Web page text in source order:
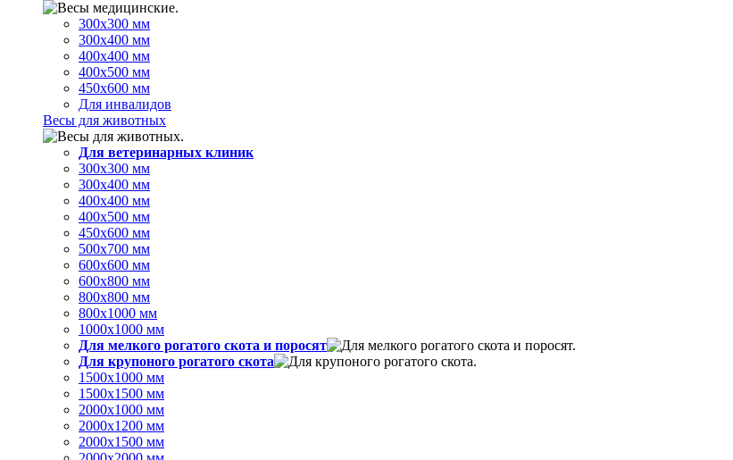
300х300 мм
300х400 мм
400х400 мм
400х500 мм
450х600 мм
Для инвалидов
Весы для животных
Для ветеринарных клиник
300х300 мм
300х400 мм
400х400 мм
400х500 мм
450х600 мм
500х700 мм
600х600 мм
600х800 мм
800х800 мм
800х1000 мм
1000х1000 мм
Для мелкого рогатого скота и поросят
Для крупоного рогатого скота
1500х1000 мм
1500х1500 мм
2000х1000 мм
2000х1200 мм
2000х1500 мм